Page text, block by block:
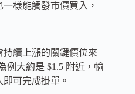
樣能觸發市價買入，
續上漲的關鍵價位來
例大約是 $1.5 附近，輸
可完成掛單。